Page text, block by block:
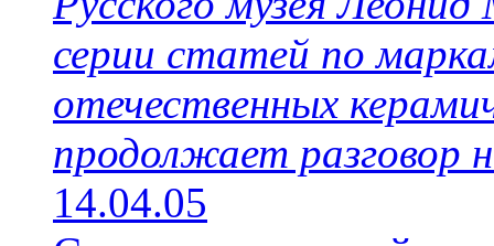
серии статей по
отечественных
продолжает разговор
14.04.05